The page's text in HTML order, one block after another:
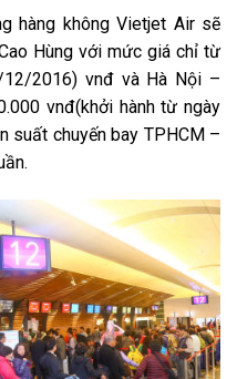
hàng không Vietjet Air sẽ
Hùng với mức giá chỉ từ
12/2016) vnđ và Hà Nội –
vnđ(khởi hành từ ngày
chuyến bay TPHCM –